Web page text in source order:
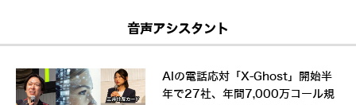
音声アシスタント
AIの電話応対「X-Ghost」開始半
年で27社、年間7,000万コール規